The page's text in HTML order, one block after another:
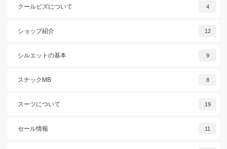
クールビズについて 4
ショップ紹介 12
シルエットの基本 9
スナックMB 8
スーツについて 19
セール情報 11